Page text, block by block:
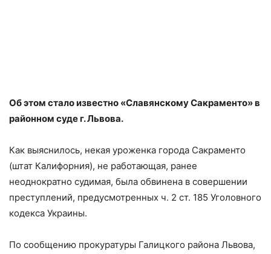
Об этом стало известно «Славянскому Сакраменто» в
районном суде г. Львова.
Как выяснилось, некая уроженка города Сакраменто
(штат Калифорния), не работающая, ранее
неоднократно судимая, была обвинена в совершении
преступлений, предусмотренных ч. 2 ст. 185 Уголовного
кодекса Украины.
По сообщению прокуратуры Галицкого района Львова,